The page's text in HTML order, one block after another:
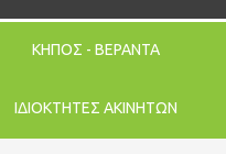
ΚΗΠΟΣ - ΒΕΡΑΝΤΑ
ΙΔΙΟΚΤΗΤΕΣ ΑΚΙΝΗΤΩΝ